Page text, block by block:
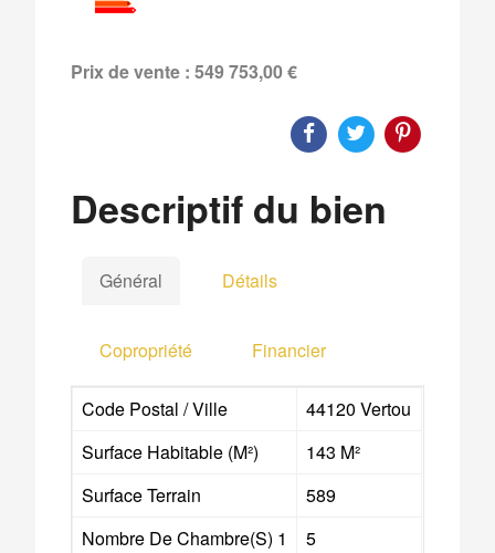
Prix de vente : 549 753,00 €
Descriptif du bien
Général Détails
Copropriété Financier
Code Postal / Ville
44120 Vertou
Surface Habitable (m²)
143 M²
Surface Terrain
589
Nombre De Chambre(s) 1
5